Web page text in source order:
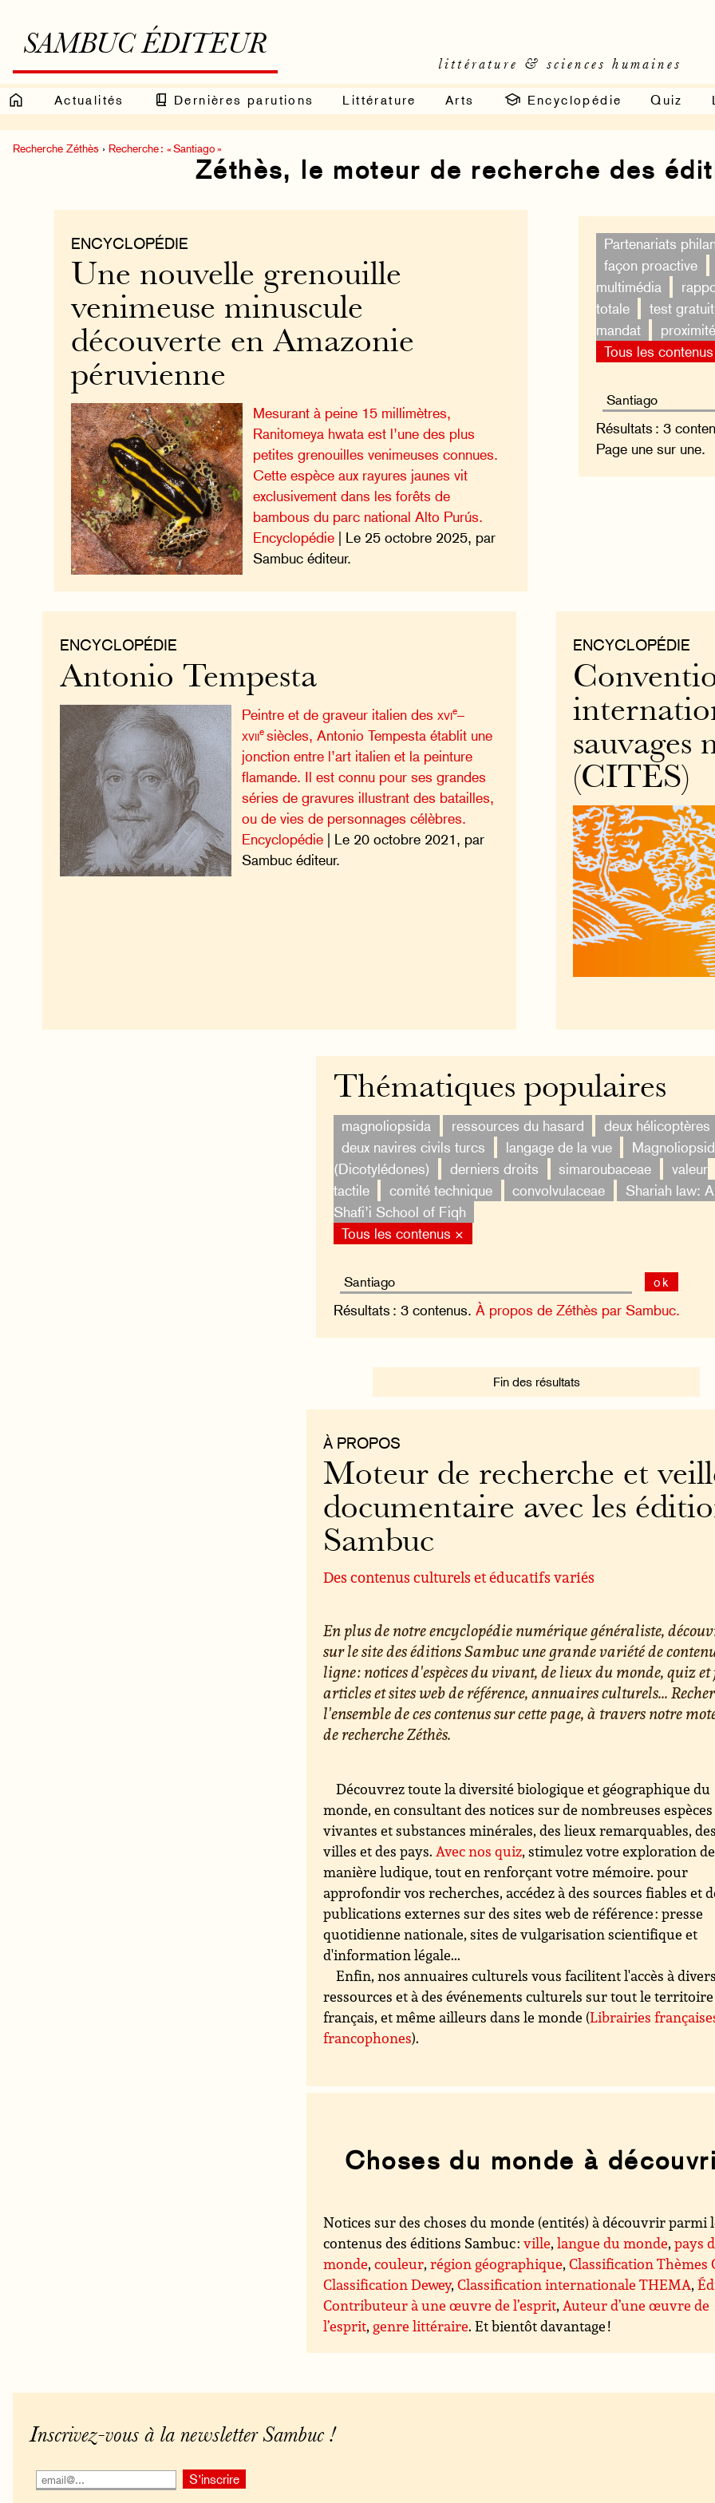
SAMBUC ÉDITEUR
littérature & sciences humaines
Actualités Dernières parutions Littérature Arts Encyclopédie Quiz
Recherche Zéthès › Recherche : « Santiago »
Zéthès, le moteur de recherche des
Partenariats
façon proactive
multimédia
totale
test gratuit
mandat
Tous les
Résultats : 3
Page une sur une.
ENCYCLOPÉDIE
Une nouvelle grenouille
venimeuse minuscule
découverte en Amazonie
péruvienne
Mesurant à peine 15 millimètres,
Ranitomeya hwata est l’une des plus
petites grenouilles venimeuses connues.
Cette espèce aux rayures jaunes vit
exclusivement dans les forêts de
bambous du parc national Alto Purús.
Encyclopédie | Le 25 octobre 2025, par
Sambuc éditeur.
ENCYCLOPÉDIE
sauvages
(CITES)
ENCYCLOPÉDIE
Antonio Tempesta
Peintre et de graveur italien desxvie–
xviie siècles, Antonio Tempesta établit une
jonction entre l’art italien et la peinture
flamande. Il est connu pour ses grandes
séries de gravures illustrant des batailles,
ou de vies de personnages célèbres.
Encyclopédie | Le 20 octobre 2021, par
Sambuc éditeur.
Thématiques populaires
magnoliopsida ressources du hasard
deux hélicoptères
deux navires civils turcs
langage de la vue
(Dicotylédones)
derniers droits simaroubaceae
valeur
tactile
comité technique convolvulaceae
Shariah law:
Shafi’i School of Fiqh
Tous les contenus ×
ok
Résultats : 3 contenus. À propos de Zéthès par Sambuc.
Fin des résultats
À PROPOS
Moteur de recherche et
documentaire avec les
Sambuc
Des contenus culturels et éducatifs variés
En plus de notre encyclopédie numérique généraliste,
sur le site des éditions Sambuc une grande variété de
ligne : notices d'espèces du vivant, de lieux du monde, quiz et
articles et sites web de référence, annuaires culturels...
l'ensemble de ces contenus sur cette page, à travers notre
de recherche Zéthès.
Découvrez toute la diversité biologique et géographique du
monde, en consultant des notices sur de nombreuses espèces
vivantes et substances minérales, des lieux remarquables, des
villes et des pays.Avec nos quiz, stimulez votre exploration de
manière ludique, tout en renforçant votre mémoire. pour
approfondir vos recherches, accédez à des sources fiables et
publications externes sur des sites web de référence : presse
quotidienne nationale, sites de vulgarisation scientifique et
d'information légale...
Enfin, nos annuaires culturels vous facilitent l'accès à
ressources et à des événements culturels sur tout le territoire
français, et même ailleurs dans le monde (Librairies
francophones).
Choses du monde à
Notices sur des choses du monde (entités) à découvrir parmi
contenus des éditions Sambuc :ville,langue du monde,pays
monde,couleur,région géographique,Classification Thèmes
Classification Dewey,Classification internationale THEMA,
Contributeur à une œuvre de l’esprit,Auteur d’une œuvre de
l’esprit, genre littéraire. Et bientôt davantage !
Inscrivez-vous à la newsletter Sambuc !